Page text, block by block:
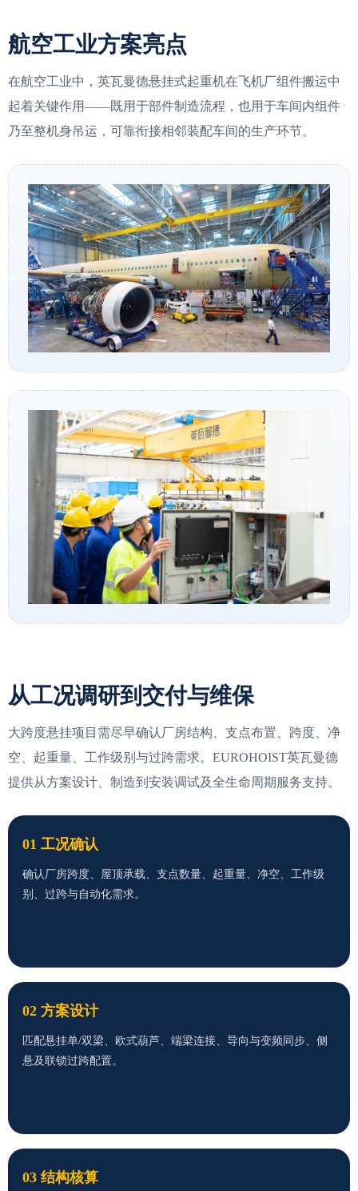
航空工业方案亮点
在航空工业中，英瓦曼德悬挂式起重机在飞机厂组件搬运中
起着关键作用——既用于部件制造流程，也用于车间内组件
乃至整机身吊运，可靠衔接相邻装配车间的生产环节。
从工况调研到交付与维保
大跨度悬挂项目需尽早确认厂房结构、支点布置、跨度、净
空、起重量、工作级别与过跨需求。EUROHOIST英瓦曼德
提供从方案设计、制造到安装调试及全生命周期服务支持。
01 工况确认
确认厂房跨度、屋顶承载、支点数量、起重量、净空、工作级
别、过跨与自动化需求。
02 方案设计
匹配悬挂单/双梁、欧式葫芦、端梁连接、导向与变频同步、侧
悬及联锁过跨配置。
03 结构核算